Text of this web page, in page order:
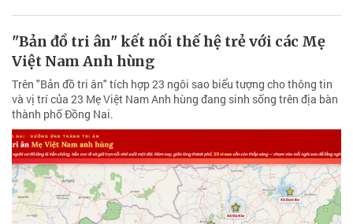
"Bản đồ tri ân" kết nối thế hệ trẻ với các Mẹ
Việt Nam Anh hùng
Trên "Bản đồ tri ân" tích hợp 23 ngôi sao biểu tượng cho thông tin
và vị trí của 23 Mẹ Việt Nam Anh hùng đang sinh sống trên địa bàn
thành phố Đồng Nai.